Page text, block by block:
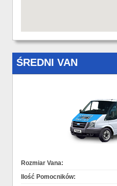
ŚREDNI VAN
Rozmiar Vana:
Ilość Pomocników: